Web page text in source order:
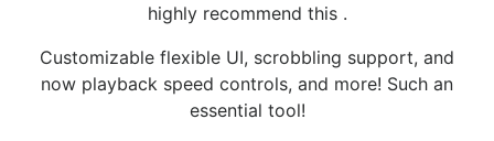
highly recommend this .
Customizable flexible UI, scrobbling support, and
now playback speed controls, and more! Such an
essential tool!